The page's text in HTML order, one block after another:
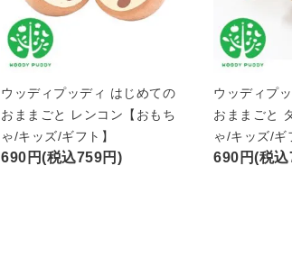
ウッディプッディ はじめての
おままごと レンコン【おもち
ゃ/キッズ/ギフト】
690円(税込759円)
ウッディプ
おままごと
ゃ/キッズ/ギ
690円(税